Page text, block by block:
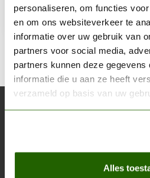
personaliseren, om functies
en om ons websiteverkeer te
informatie over uw gebruik van
partners voor social media,
partners kunnen deze
informatie die u aan ze heeft
verzameld op basis van uw
Alles
Abonneer je op
Blijf op de hoogte over